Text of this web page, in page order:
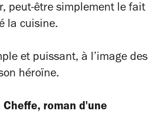
peut-être simplement le fait
la cuisine.
et puissant, à l’image des
héroïne.
Cheffe, roman d'une